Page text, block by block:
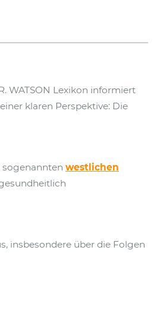
WATSON Lexikon informiert
klaren Perspektive: Die
sogenannten westlichen
insbesondere über die Folgen